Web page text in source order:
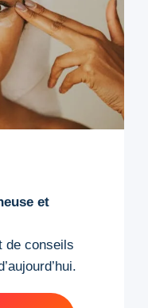
et
de conseils